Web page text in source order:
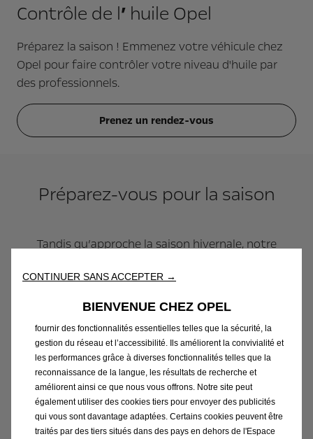
Contrôle de l’ huile Opel
Préparez la saison ! Emmenez votre véhicule chez
Opel pour faire contrôler votre niveau d'huile par
des professionnels.
Prenez un rendez-vous
Préparez-vous pour la saison
Tandis qu’approche la saison hivernale, notre
sécurité.
Concessionnaire/Agent favori.
Bénéficiez des avantages avec le
contrôle de l’huile Opel :
Professionnels formés par Opel
CONTINUER SANS ACCEPTER →
BIENVENUE CHEZ OPEL
expérience sur notre site. Les cookies nous permettent de vous
fournir des fonctionnalités essentielles telles que la sécurité, la
gestion du réseau et l’accessibilité. Ils améliorent la convivialité et
les performances grâce à diverses fonctionnalités telles que la
reconnaissance de la langue, les résultats de recherche et
améliorent ainsi ce que nous vous offrons. Notre site peut
également utiliser des cookies tiers pour envoyer des publicités
qui vous sont davantage adaptées. Certains cookies peuvent être
traités par des tiers situés dans des pays en dehors de l'Espace